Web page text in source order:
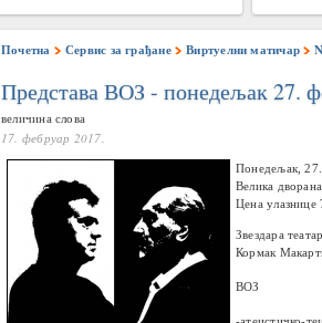
Почетна Сервис за грађане Виртуелни матичар
Представа ВОЗ - понедељак 27.
величина слова
17. фебруар 2017.
Понедељак,
Велика дворана
Цена улазнице
Звездара
Кормак
ВОЗ